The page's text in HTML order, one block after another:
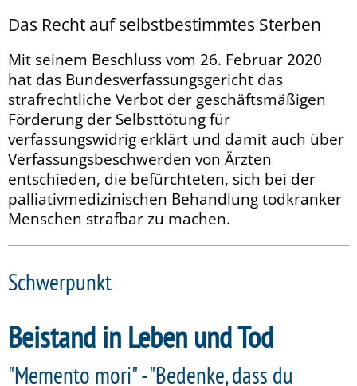
Das Recht auf selbstbestimmtes Sterben
Mit seinem Beschluss vom 26. Februar 2020
hat das Bundesverfassungsgericht das
strafrechtliche Verbot der geschäftsmäßigen
Förderung der Selbsttötung für
verfassungswidrig erklärt und damit auch über
Verfassungsbeschwerden von Ärzten
entschieden, die befürchteten, sich bei der
palliativmedizinischen Behandlung todkranker
Menschen strafbar zu machen.
Schwerpunkt
Beistand in Leben und Tod
"Memento mori" - "Bedenke, dass du